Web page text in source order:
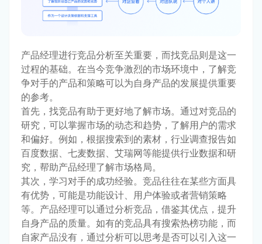
产品经理进行竞品分析至关重要，而找竞品则是这一
过程的基础。在当今竞争激烈的市场环境中，了解竞
争对手的产品和策略可以为自身产品的发展提供重要
的参考。
首先，找竞品有助于更好地了解市场。通过对竞品的
研究，可以掌握市场的动态和趋势，了解用户的需求
和偏好。例如，根据搜索到的素材，行业调查报告如
百度数据、七麦数据、艾瑞网等能提供行业数据和研
究，帮助产品经理了解市场格局。
其次，学习对手的成功经验。竞品往往在某些方面具
有优势，可能是功能设计、用户体验或者营销策略
等。产品经理可以通过分析竞品，借鉴其优点，提升
自身产品的质量。如有的竞品具有搜索热榜功能，而
自家产品没有，通过分析可以思考是否可以引入这一